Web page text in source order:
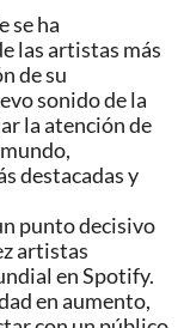
se ha
las artistas más
de su
sonido de la
la atención de
destacadas y
punto decisivo
artistas
en Spotify.
en aumento,